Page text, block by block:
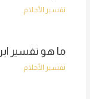
تفسير الأحلام
ما هو تفسير
تفسير الأحلام